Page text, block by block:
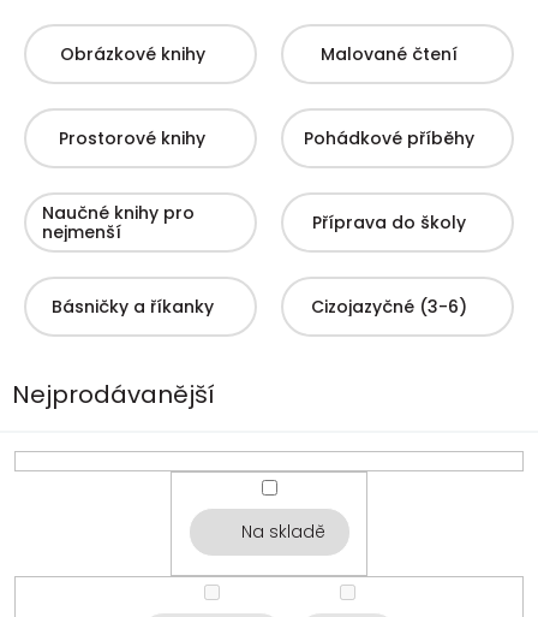
Obrázkové knihy Malované čtení
Prostorové knihy Pohádkové příběhy
Naučné knihy pro
nejmenší
Příprava do školy
Básničky a říkanky Cizojazyčné (3-6)
Nejprodávanější
Na skladě